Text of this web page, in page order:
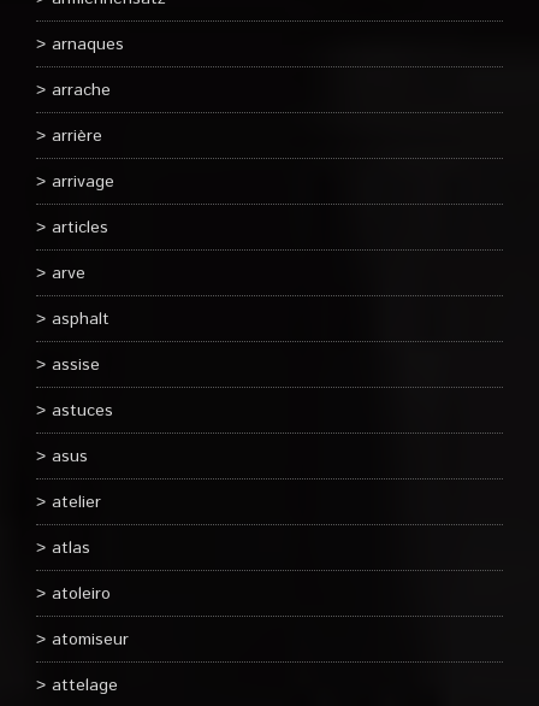
arnaques
arrache
arrière
arrivage
articles
arve
asphalt
assise
astuces
asus
atelier
atlas
atoleiro
atomiseur
attelage